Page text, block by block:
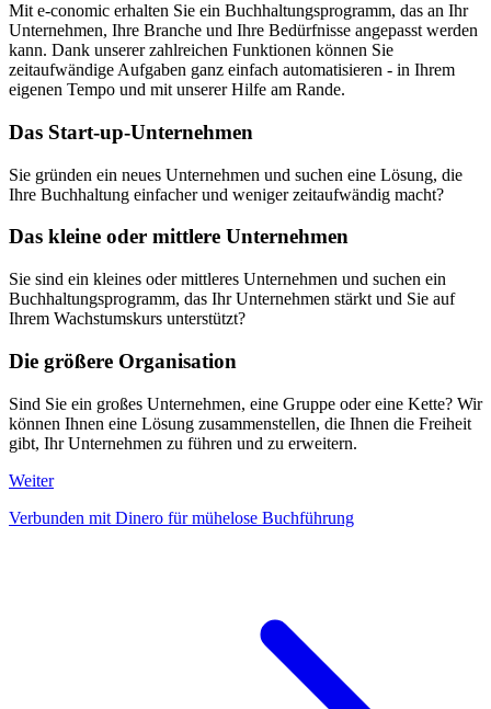
Mit e-conomic erhalten Sie ein Buchhaltungsprogramm, das an Ihr
Unternehmen, Ihre Branche und Ihre Bedürfnisse angepasst werden
kann. Dank unserer zahlreichen Funktionen können Sie
zeitaufwändige Aufgaben ganz einfach automatisieren - in Ihrem
eigenen Tempo und mit unserer Hilfe am Rande.
Das Start-up-Unternehmen
Sie gründen ein neues Unternehmen und suchen eine Lösung, die
Ihre Buchhaltung einfacher und weniger zeitaufwändig macht?
Das kleine oder mittlere Unternehmen
Sie sind ein kleines oder mittleres Unternehmen und suchen ein
Buchhaltungsprogramm, das Ihr Unternehmen stärkt und Sie auf
Ihrem Wachstumskurs unterstützt?
Die größere Organisation
Sind Sie ein großes Unternehmen, eine Gruppe oder eine Kette? Wir
können Ihnen eine Lösung zusammenstellen, die Ihnen die Freiheit
gibt, Ihr Unternehmen zu führen und zu erweitern.
Weiter
Verbunden mit Dinero für mühelose Buchführung